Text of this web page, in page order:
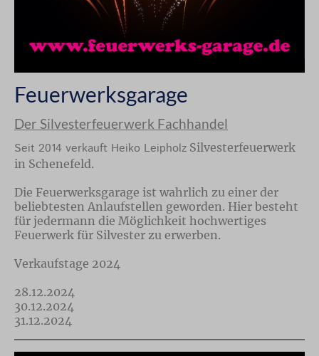
Feuerwerksgarage
Der Silvesterfeuerwerk Fachhandel
Seit 2014 verkauft Heiko Leipholz Silvesterfeuerwerk
in Schenefeld.
Die Feuerwerksgarage ist wahrlich zu einer der
beliebtesten Anlaufstellen geworden. Hier besteht
für jedermann die Möglichkeit hochwertiges
Feuerwerk für Silvester zu erwerben.
Verkaufstage 2024
28.12.2024
30.12.2024
31.12.2024